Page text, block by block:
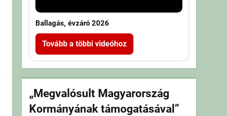
Ballagás, évzáró 2026
Tovább a többi videóhoz
„Megvalósult Magyarország
Kormányának támogatásával”